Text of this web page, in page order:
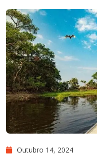
Outubro 14, 2024